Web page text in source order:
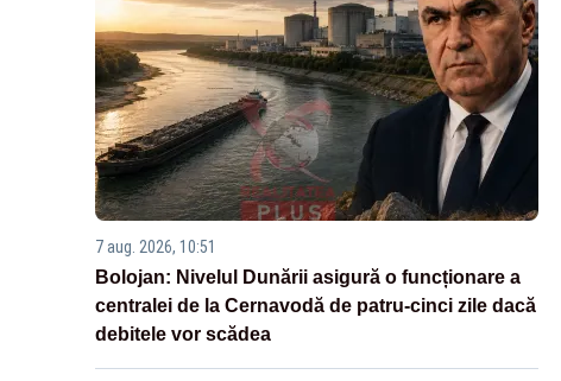
7 aug. 2026, 10:51
Bolojan: Nivelul Dunării asigură o funcționare a
centralei de la Cernavodă de patru-cinci zile dacă
debitele vor scădea